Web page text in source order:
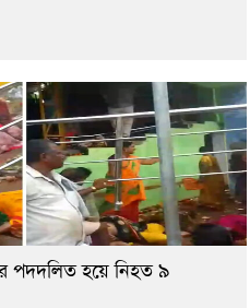
পদদলিত হয়ে নিহত ৯